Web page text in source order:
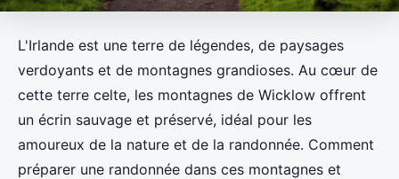
L'Irlande est une terre de légendes, de paysages
verdoyants et de montagnes grandioses. Au cœur de
cette terre celte, les montagnes de Wicklow offrent
un écrin sauvage et préservé, idéal pour les
amoureux de la nature et de la randonnée. Comment
préparer une randonnée dans ces montagnes et